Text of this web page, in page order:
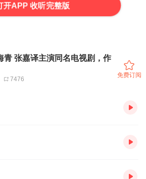
开APP 收听完整版
青 张嘉译主演同名电视剧，作
7476
免费订阅